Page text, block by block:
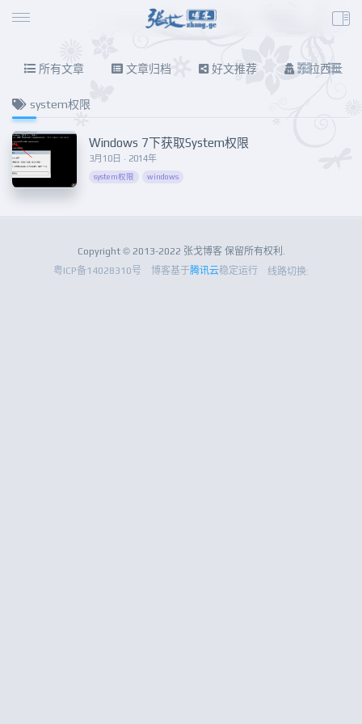
所有文章 文章归档 好文推荐 东拉西扯
system权限
3月10日 · 2014年
Windows 7下获取System权限
system权限 windows
Copyright © 2013-2022 张戈博客 保留所有权利.
粤ICP备14028310号
博客基于腾讯云稳定运行 线路切换: